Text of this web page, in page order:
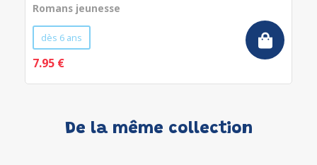
Romans jeunesse
dès 6 ans
7.95 €
De la même collection